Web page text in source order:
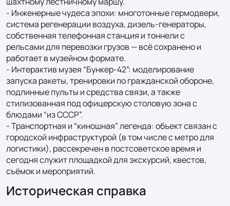
- Инженерные чудеса эпохи: многотонные гермодвери,
система регенерации воздуха, дизель‑генераторы,
собственная телефонная станция и тоннели с
рельсами для перевозки грузов — всё сохранено и
работает в музейном формате.
- Интерактив музея “Бункер‑42”: моделирование
запуска ракеты, тренировки по гражданской обороне,
подлинные пульты и средства связи, а также
стилизованная под офицерскую столовую зона с
блюдами “из СССР”.
- Транспортная и “киношная” легенда: объект связан с
городской инфраструктурой (в том числе с метро для
логистики), рассекречен в постсоветское время и
сегодня служит площадкой для экскурсий, квестов,
съёмок и мероприятий.
Историческая справка